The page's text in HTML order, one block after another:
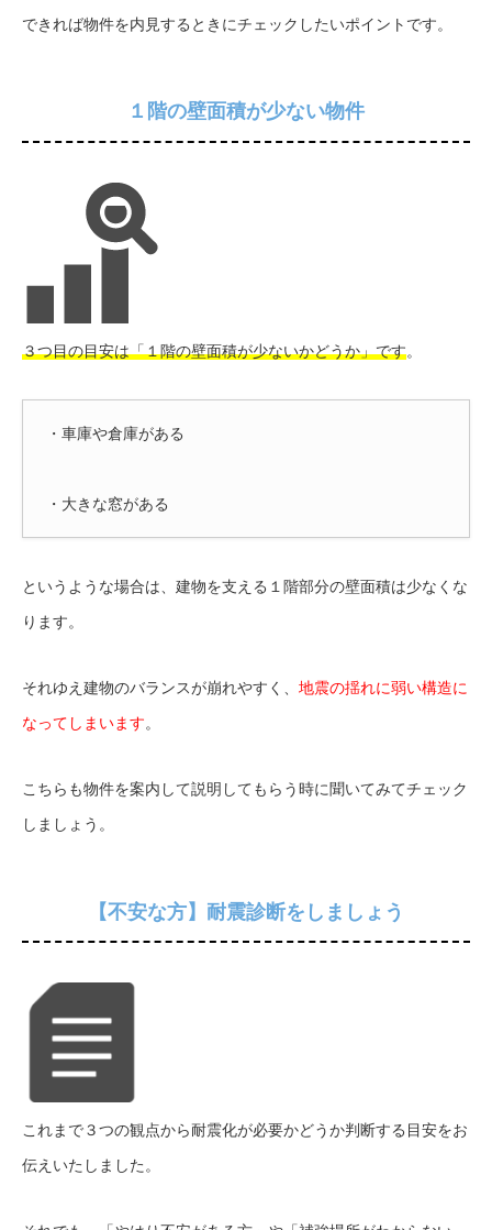
できれば物件を内見するときにチェックしたいポイントです。
１階の壁面積が少ない物件
３つ目の目安は「１階の壁面積が少ないかどうか」です。
・車庫や倉庫がある
・大きな窓がある
というような場合は、建物を支える１階部分の壁面積は少なくな
ります。
それゆえ建物のバランスが崩れやすく、 地震の揺れに弱い構造に
なってしまいます。
こちらも物件を案内して説明してもらう時に聞いてみてチェック
しましょう。
【不安な方】耐震診断をしましょう
これまで３つの観点から耐震化が必要かどうか判断する目安をお
伝えいたしました。